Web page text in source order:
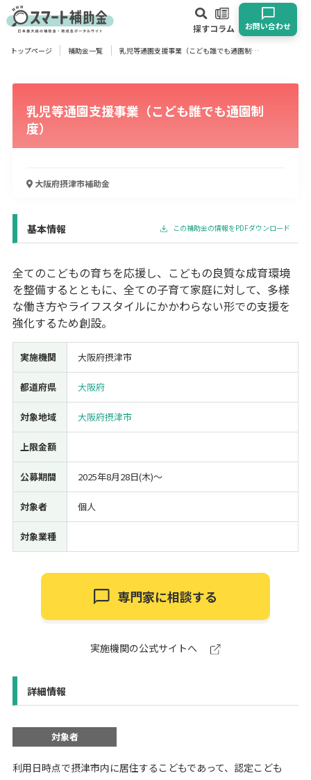
探すコラム お問い合わせ
対象
企業 団体 個人 その他
エリア
物流・運輸業 情報通信業 卸売･小売業
飲食業
建設･不動産業
サービス業 医療･福祉 農業･林業
漁業
使い道
経営改善・経営強化
人材採用・雇用
人材育成・福利厚生
起業・創業
事業承継 災害・被災者支援
コロナ関連
環境・省エネ
テレワーク
受付中のみ
トップページ 補助金一覧 乳児等通園支援事業（こども誰でも通園制度）
乳児等通園支援事業（こども誰でも通園制
度）
大阪府摂津市補助金
基本情報 この補助金の情報をPDFダウンロード
全てのこどもの育ちを応援し、こどもの良質な成育環境
を整備するとともに、全ての子育て家庭に対して、多様
な働き方やライフスタイルにかかわらない形での支援を
強化するため創設。
実施機関 大阪府摂津市
都道府県 大阪府
対象地域 大阪府摂津市
上限金額
公募期間 2025年8月28日(木)〜
対象者 個人
対象業種
専門家に相談する
実施機関の公式サイトへ
詳細情報
対象者
利用日時点で摂津市内に居住するこどもであって、認定こども